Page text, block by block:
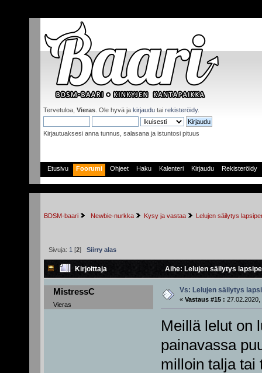
Tervetuloa, Vieras . Ole hyvä ja kirjaudu tai rekisteröidy.
Kirjautuaksesi anna tunnus, salasana ja istuntosi pituus
Etusivu Foorumi Ohjeet Haku Kalenteri Kirjaudu Rekisteröidy
BDSM-baari Newbie-nurkka Kysy ja vastaa Lelujen säilytys
Sivuja: 1 [2] Siirry alas
Kirjoittaja Aihe: Lelujen säilytys
MistressC
Vieras
Vs: Lelujen säilytys
« Vastaus #15 : 27.02.2020,
Meillä lelut on
painavassa
milloin talja tai